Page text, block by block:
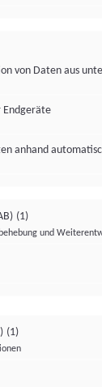
von Daten aus
Endgeräte
anhand
(1)
und
(1)